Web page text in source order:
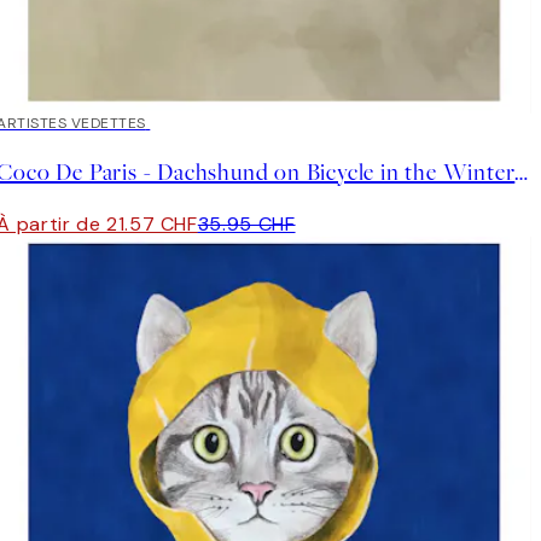
VEDETTES
Coco De Paris - Dachshund on Bicycle in the Winter Affiche
partir de 21.57 CHF35.95 CHF